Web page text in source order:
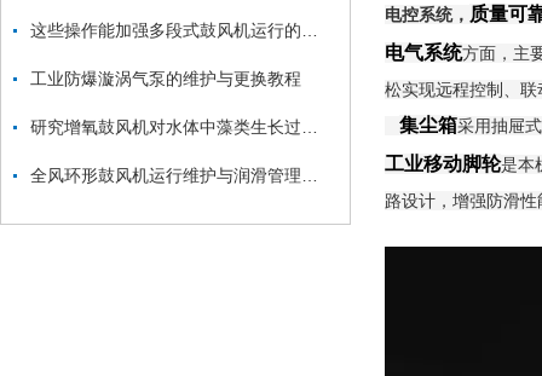
工业防爆漩涡气泵的维护与更换教程
电控系统， 质量可
电气系统方面，主
松实现远程控制、
集尘箱采用抽屉
工业移动脚轮是本
路设计，增强防滑性